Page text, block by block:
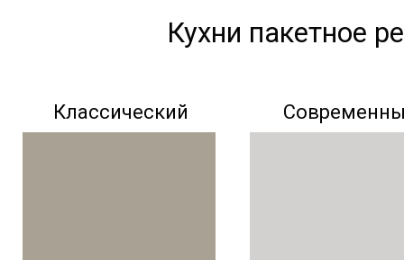
Классический
Кухни пакетное